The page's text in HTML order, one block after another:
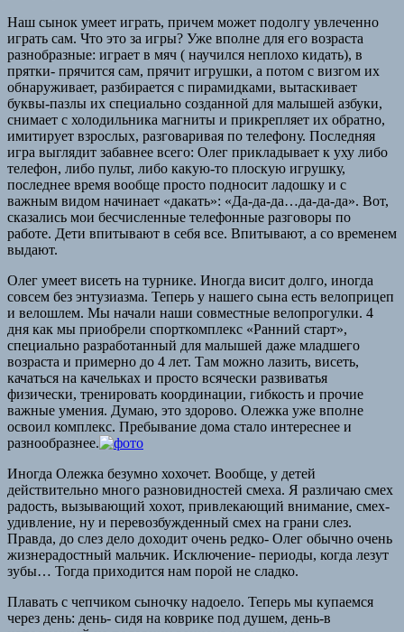
Наш сынок умеет играть, причем может подолгу увлеченно
играть сам. Что это за игры? Уже вполне для его возраста
разнобразные: играет в мяч ( научился неплохо кидать), в
прятки- прячится сам, прячит игрушки, а потом с визгом их
обнаруживает, разбирается с пирамидками, вытаскивает
буквы-пазлы их специально созданной для малышей азбуки,
снимает с холодильника магниты и прикрепляет их обратно,
имитирует взрослых, разговаривая по телефону. Последняя
игра выглядит забавнее всего: Олег прикладывает к уху либо
телефон, либо пульт, либо какую-то плоскую игрушку,
последнее время вообще просто подносит ладошку и с
важным видом начинает «дакать»: «Да-да-да…да-да-да». Вот,
сказались мои бесчисленные телефонные разговоры по
работе. Дети впитывают в себя все. Впитывают, а со временем
выдают.
Олег умеет висеть на турнике. Иногда висит долго, иногда
совсем без энтузиазма. Теперь у нашего сына есть велоприцеп
и велошлем. Мы начали наши совместные велопрогулки. 4
дня как мы приобрели спорткомплекс «Ранний старт»,
специально разработанный для малышей даже младшего
возраста и примерно до 4 лет. Там можно лазить, висеть,
качаться на качельках и просто всячески развиватья
физически, тренировать координации, гибкость и прочие
важные умения. Думаю, это здорово. Олежка уже вполне
освоил комплекс. Пребывание дома стало интереснее и
разнообразнее.
Иногда Олежка безумно хохочет. Вообще, у детей
действительно много разновидностей смеха. Я различаю смех
радость, вызывающий хохот, привлекающий внимание, смех-
удивление, ну и перевозбужденный смех на грани слез.
Правда, до слез дело доходит очень редко- Олег обычно очень
жизнерадостный мальчик. Исключение- периоды, когда лезут
зубы… Тогда приходится нам порой не сладко.
Плавать с чепчиком сыночку надоело. Теперь мы купаемся
через день: день- сидя на коврике под душем, день-в